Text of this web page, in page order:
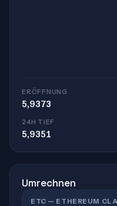
ERÖFFNUNG
5,9373
24H TIEF
5,9351
Umrechnen
ETC — ETHEREUM